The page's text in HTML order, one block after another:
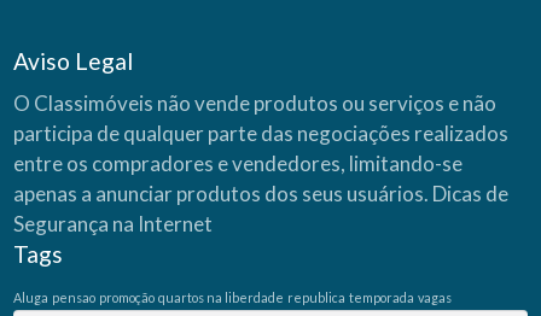
Aviso Legal
O Classimóveis não vende produtos ou serviços e não
participa de qualquer parte das negociações realizados
entre os compradores e vendedores, limitando-se
apenas a anunciar produtos dos seus usuários. Dicas de
Segurança na Internet
Tags
Aluga pensao promoção quartos na liberdade republica temporada vagas